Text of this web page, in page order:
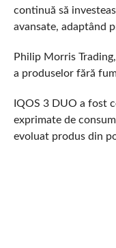
continuă să
avansate, adaptând
Philip Morris
a produselor fără
IQOS 3 DUO a fost
exprimate de
evoluat produs din